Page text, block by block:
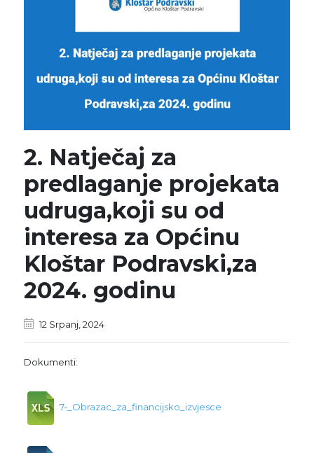
2. Natječaj za
predlaganje projekata
udruga,koji su od
interesa za Općinu
Kloštar Podravski,za
2024. godinu
12 Srpanj, 2024
Dokumenti:
7-_Obrazac_za_financijsko_izvjesce